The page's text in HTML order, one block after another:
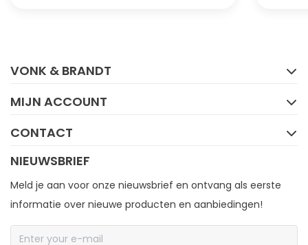
VONK & BRANDT
MIJN ACCOUNT
CONTACT
NIEUWSBRIEF
Meld je aan voor onze nieuwsbrief en ontvang als eerste
informatie over nieuwe producten en aanbiedingen!